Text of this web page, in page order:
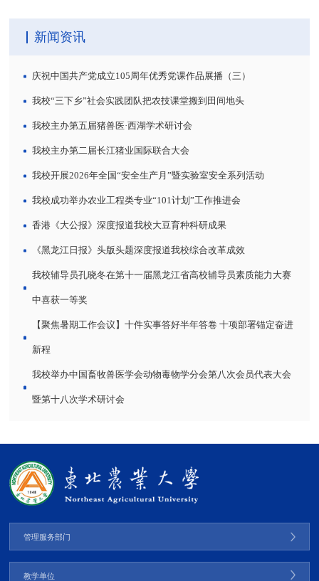
新闻资讯
庆祝中国共产党成立105周年优秀党课作品展播（三）
我校“三下乡”社会实践团队把农技课堂搬到田间地头
我校主办第五届猪兽医·西湖学术研讨会
我校主办第二届长江猪业国际联合大会
我校开展2026年全国“安全生产月”暨实验室安全系列活动
我校成功举办农业工程类专业“101计划”工作推进会
香港《大公报》深度报道我校大豆育种科研成果
《黑龙江日报》头版头题深度报道我校综合改革成效
我校辅导员孔晓冬在第十一届黑龙江省高校辅导员素质能力大赛
中喜获一等奖
【聚焦暑期工作会议】十件实事答好半年答卷 十项部署锚定奋进
新程
我校举办中国畜牧兽医学会动物毒物学分会第八次会员代表大会
暨第十八次学术研讨会
管理服务部门
教学单位